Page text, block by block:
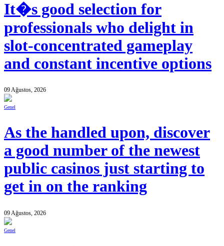
It�s good selection for
professionals who delight in
slot-concentrated gameplay
and constant incentive options
09 Ağustos, 2026
Genel
As the handled upon, discover
a good number of the newest
public casinos just starting to
get in on the ranking
09 Ağustos, 2026
Genel